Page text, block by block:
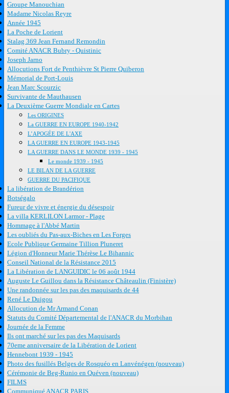
Groupe Manouchian
Madame Nicolas Reyre
Année 1945
La Poche de Lorient
Stalag 369 Jean Fernand Remondin
Comité ANACR Bubry - Quistinic
Joseph Jarno
Allocutions Fort de Penthièvre St Pierre Quiberon
Mémorial de Port-Louis
Jean Marc Scourzic
Survivante de Mauthausen
La Deuxième Guerre Mondiale en Cartes
Les ORIGINES
La GUERRE EN EUROPE 1940-1942
L’APOGÉE DE L'AXE
LA GUERRE EN EUROPE 1943-1945
LA GUERRE DANS LE MONDE 1939 - 1945
Le monde 1939 - 1945
LE BILAN DE LA GUERRE
GUERRE DU PACIFIQUE
La libération de Brandérion
Botségalo
Fureur de vivre et énergie du désespoir
La villa KERLILON Larmor - Plage
Hommage à l'Abbé Martin
Les oubliés du Pas-aux-Biches en Les Forges
Ecole Publique Germaine Tillion Pluneret
Légion d'Honneur Marie Thérèse Le Bihannic
Conseil National de la Résistance 2015
La Libération de LANGUIDIC le 06 août 1944
Auguste Le Guillou dans la Résistance Châteaulin (Finistère)
Une randonnée sur les pas des maquisards de 44
René Le Duigou
Allocution de Mr Armand Conan
Statuts du Comité Départemental de l'ANACR du Morbihan
Journée de la Femme
Ils ont marché sur les pas des Maquisards
70eme anniversaire de la Libération de Lorient
Hennebont 1939 - 1945
Photo des fusillés Belges de Rosquéo en Lanvénégen (nouveau)
Cérémonie de Beg-Runio en Quéven (nouveau)
FILMS
Communiqué ANACR PARIS